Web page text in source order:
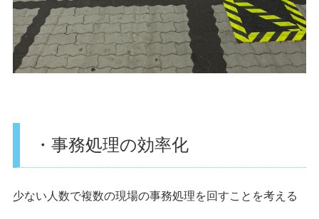
・事務処理の効率化
少ない人数で複数の現場の事務処理を回すことを考える